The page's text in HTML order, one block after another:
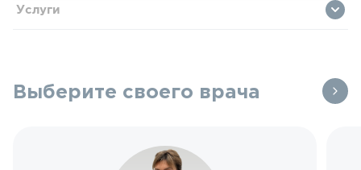
Услуги
Выберите своего врача